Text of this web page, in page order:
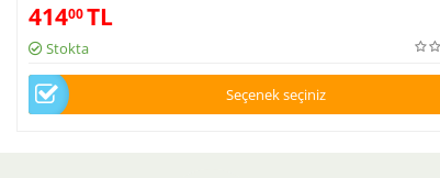
41400TL
Stokta
Seçenek seçiniz